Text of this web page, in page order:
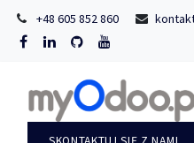
+48 605 852 860